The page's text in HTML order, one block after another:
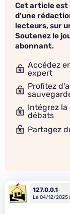
Cet article est
d'une
lecteurs, sur
Soutenez le
abonnant.
Accédez
expert
Profitez
Intégrez
débats
Partagez
127.0.0.1
Le 04/12/2025